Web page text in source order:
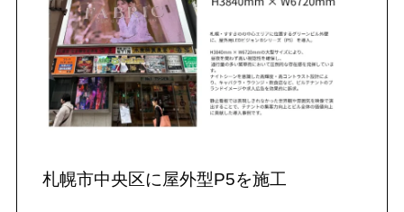
札幌市中央区に屋外型P5を施工